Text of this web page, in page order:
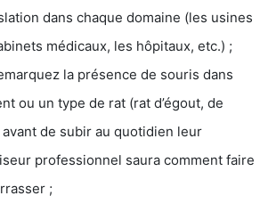
dans chaque domaine (les usines
médicaux, les hôpitaux, etc.) ;
la présence de souris dans
ou un type de rat (rat d’égout, de
de subir au quotidien leur
professionnel saura comment faire
;